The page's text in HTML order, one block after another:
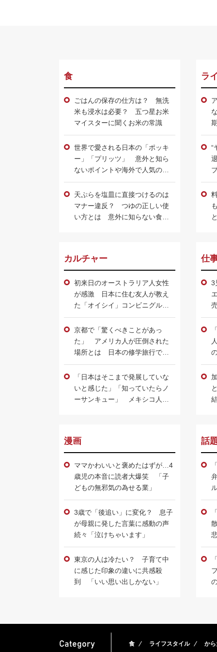
食
ごはんの保存の仕方は？ 無洗
米も浸水は必要？ 五つ星お米
マイスターに聞くお米の常識
世界で愛される日本の「ポッキ
ー」「プリッツ」 意外と知ら
ないポイントや海外で人気のワ
ケ
天ぷらを塩皿に直接つけるのは
マナー違反？ つゆの正しい使
い方とは 意外に知らない食べ
ラ
“
カルチャー
初来日のオーストラリア人女性
が感激 日本に住む友人が教え
た「オイシイ」コンビニグルメ
とは
京都で「驚くべきことがあっ
た」 アメリカ人が圧倒された
場所とは 日本の修学旅行でも
おなじみ、迫力に感動
「日本はそこまで発展していな
いと感じた」「知っていたらノ
ーサンキュー」 メキシコ人、
仕
3
漫画
ママかわいいと褒めたはずが…4
歳児の本音に読者大爆笑 「子
どもの無邪気の為せる業」
3歳で「後追い」に変化？ 息子
が母親に発した言葉に感動の声
続々「泣けちゃいます」
東京の人は冷たい？ 子育て中
に感じた印象の違いに共感殺
到 「いい思い出しかない」
話
Category 食 ライフスタイル か